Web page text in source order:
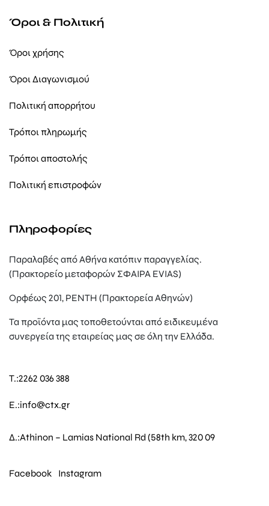
Όροι & Πολιτική
Όροι χρήσης
Όροι Διαγωνισμού
Πολιτική απορρήτου
Τρόποι πληρωμής
Τρόποι αποστολής
Πολιτική επιστροφών
Πληροφορίες
Παραλαβές από Αθήνα κατόπιν παραγγελίας.
(Πρακτορείο μεταφορών ΣΦΑΙΡΑ EVIAS)
Ορφέως 201, ΡΕΝΤΗ (Πρακτορεία Αθηνών)
Τα προϊόντα μας τοποθετούνται από ειδικευμένα
συνεργεία της εταιρείας μας σε όλη την Ελλάδα.
T.:2262 036 388
E.:info@ctx.gr
Δ.:Athinon – Lamias National Rd (58th km, 320 09
Facebook Instagram